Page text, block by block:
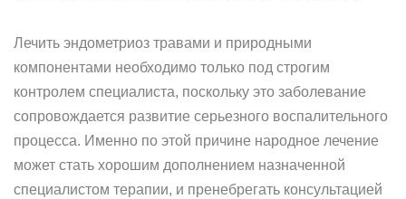
Лечить эндометриоз травами и природными
компонентами необходимо только под строгим
контролем специалиста, поскольку это заболевание
сопровождается развитие серьезного воспалительного
процесса. Именно по этой причине народное лечение
может стать хорошим дополнением назначенной
специалистом терапии, и пренебрегать консультацией